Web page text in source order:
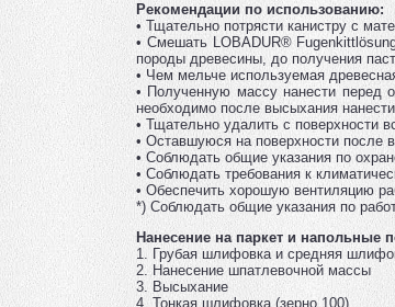
Рекомендации по использованию:
• Тщательно потрясти канистру с
• Смешать LOBADUR®
породы древесины, до получения
• Чем мельче используемая
• Полученную массу нанести перед
необходимо после высыхания
• Тщательно удалить с поверхности
• Оставшуюся на поверхности после
• Соблюдать общие указания по
• Соблюдать требования к
• Обеспечить хорошую вентиляцию
*) Соблюдать общие указания по
Нанесение на паркет и напольные
1. Грубая шлифовка и средняя
2. Нанесение шпатлевочной массы
3. Высыхание
4. Тонкая шлифовка (зерно 100)